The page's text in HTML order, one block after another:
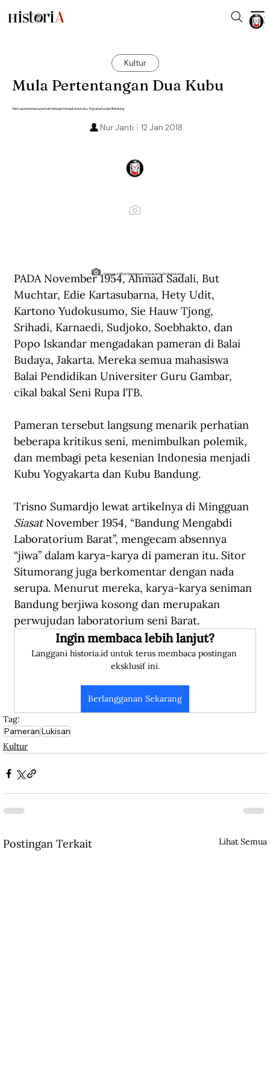
Kultur
Mula Pertentangan Dua Kubu
Seni rupa Indonesia pernah terbagi menjadi dua kubu, Yogyakarta dan Bandung.
12 Jan 2018
Nur Janti
Kampus ASRI di Gampingan, Yogyakarta. (ISI Yogyakarta).
PADA November 1954, Ahmad Sadali, But
Muchtar, Edie Kartasubarna, Hety Udit,
Kartono Yudokusumo, Sie Hauw Tjong,
Srihadi, Karnaedi, Sudjoko, Soebhakto, dan
Popo Iskandar mengadakan pameran di Balai
Budaya, Jakarta. Mereka semua mahasiswa
Balai Pendidikan Universiter Guru Gambar,
cikal bakal Seni Rupa ITB.
Pameran tersebut langsung menarik perhatian
beberapa kritikus seni, menimbulkan polemik,
dan membagi peta kesenian Indonesia menjadi
Kubu Yogyakarta dan Kubu Bandung.
Trisno Sumardjo lewat artikelnya di Mingguan
Siasat November 1954, “Bandung Mengabdi
Laboratorium Barat”, mengecam absennya
“jiwa” dalam karya-karya di pameran itu. Sitor
Situmorang juga berkomentar dengan nada
serupa. Menurut mereka, karya-karya seniman
Bandung berjiwa kosong dan merupakan
perwujudan laboratorium seni Barat.
Ingin membaca lebih lanjut?
Langgani historia.id untuk terus membaca postingan
eksklusif ini.
Berlangganan Sekarang
Tag:
PameranLukisan
Kultur
Postingan Terkait Lihat Semua